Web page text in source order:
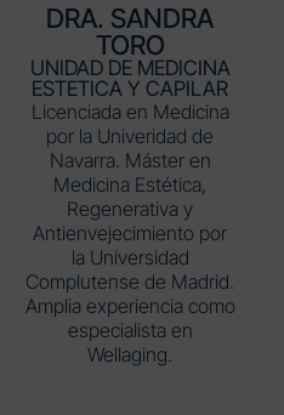
DRA. SANDRA
TORO
UNIDAD DE MEDICINA
ESTETICA Y CAPILAR
Licenciada en Medicina
por la Univeridad de
Navarra. Máster en
Medicina Estética,
Regenerativa y
Antienvejecimiento por
la Universidad
Complutense de Madrid.
Amplia experiencia como
especialista en
Wellaging.